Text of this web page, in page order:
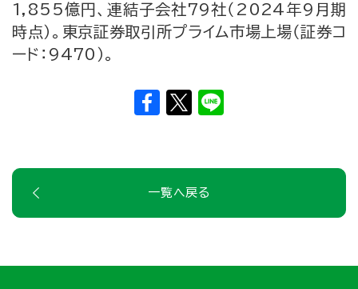
1,855億円、連結子会社79社（2024年9月期
時点）。東京証券取引所プライム市場上場（証券コ
ード：9470）。
一覧へ戻る